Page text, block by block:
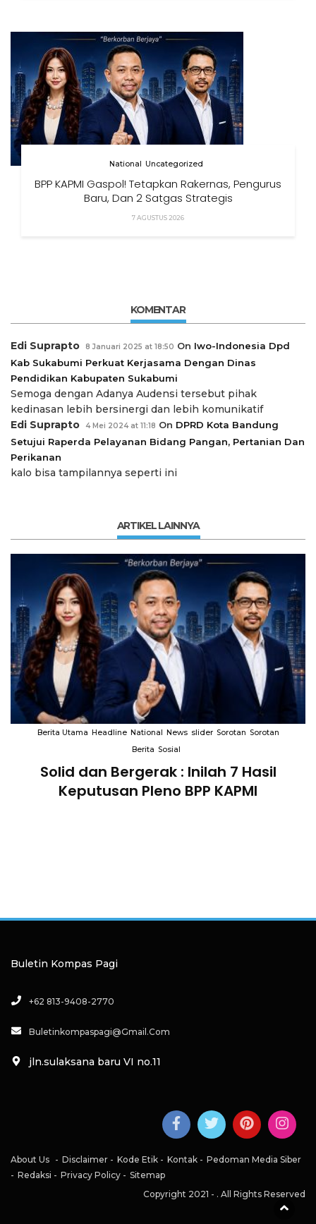
National Uncategorized
BPP KAPMI Gaspol! Tetapkan Rakernas, Pengurus
Baru, Dan 2 Satgas Strategis
7 AGUSTUS 2026
KOMENTAR
Edi Suprapto 8 Januari 2025 at 18:50 On Iwo-Indonesia Dpd
Kab Sukabumi Perkuat Kerjasama Dengan Dinas
Pendidikan Kabupaten Sukabumi
Semoga dengan Adanya Audensi tersebut pihak
kedinasan lebih bersinergi dan lebih komunikatif
Edi Suprapto
4 Mei 2024 at 11:18 On DPRD Kota Bandung
Setujui Raperda Pelayanan Bidang Pangan, Pertanian Dan
Perikanan
kalo bisa tampilannya seperti ini
ARTIKEL LAINNYA
Berita Utama Headline National News slider Sorotan Sorotan
Berita Sosial
Solid dan Bergerak : Inilah 7 Hasil
Keputusan Pleno BPP KAPMI
Buletin Kompas Pagi
+62 813-9408-2770
Buletinkompaspagi@gmail.com
jln.sulaksana baru VI no.11
About Us Disclaimer Kode Etik Kontak
Pedoman Media Siber
Redaksi
Privacy Policy
Sitemap
Copyright 2021 - . All Rights Reserved